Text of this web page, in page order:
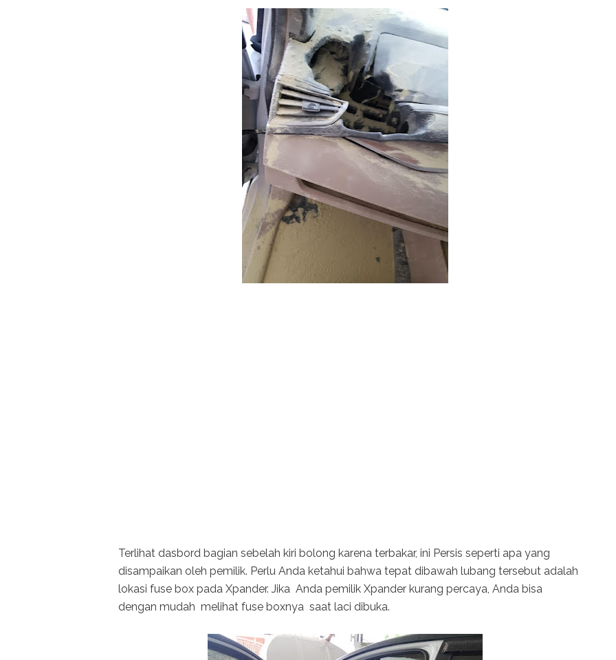
Terlihat dasbord bagian sebelah kiri bolong karena terbakar, ini Persis seperti apa yang
disampaikan oleh pemilik. Perlu Anda ketahui bahwa tepat dibawah lubang tersebut adalah
lokasi fuse box pada Xpander. Jika Anda pemilik Xpander kurang percaya, Anda bisa
dengan mudah melihat fuse boxnya saat laci dibuka.